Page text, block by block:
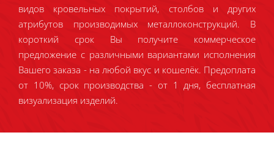
видов кровельных покрытий, столбов и других
атрибутов производимых металлоконструкций. В
короткий срок Вы получите коммерческое
предложение с различными вариантами исполнения
Вашего заказа - на любой вкус и кошелёк. Предоплата
от 10%, срок производства - от 1 дня, бесплатная
визуализация изделий.